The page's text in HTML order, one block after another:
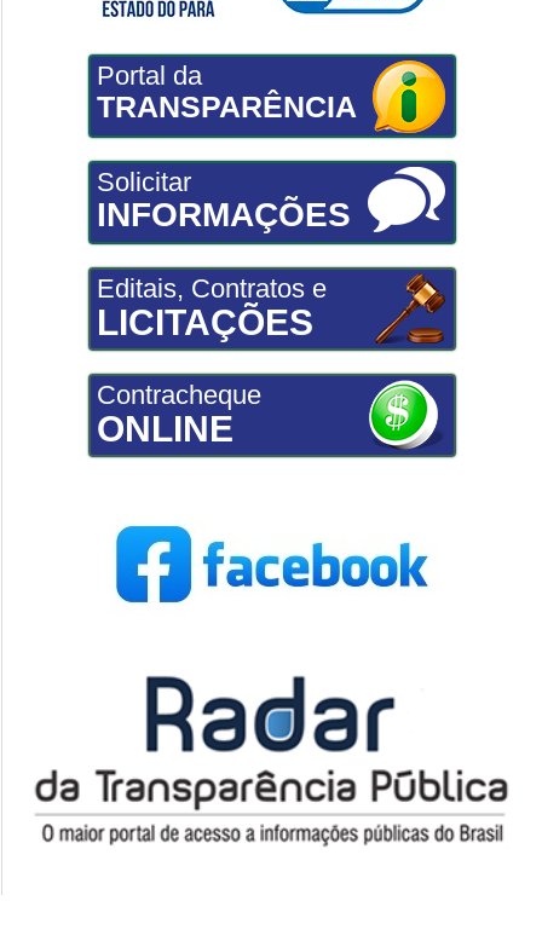
Portal da
TRANSPARÊNCIA
Solicitar
INFORMAÇÕES
Editais, Contratos e
LICITAÇÕES
Contracheque
ONLINE